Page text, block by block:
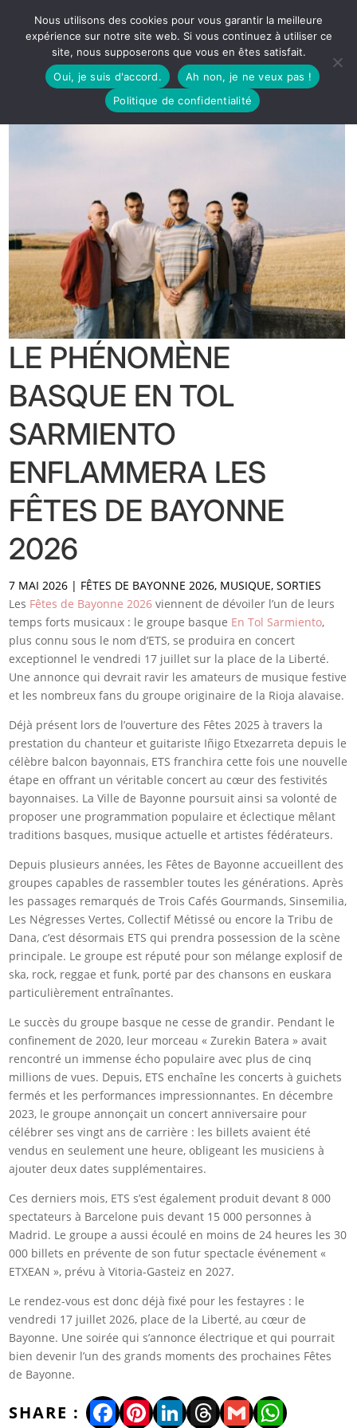
LE PHÉNOMÈNE
BASQUE EN TOL
SARMIENTO
ENFLAMMERA LES
FÊTES DE BAYONNE
2026
7 MAI 2026 | FÊTES DE BAYONNE 2026, MUSIQUE,SORTIES
Les Fêtes de Bayonne 2026 viennent de dévoiler l’un de leurs
temps forts musicaux : le groupe basque En Tol Sarmiento,
plus connu sous le nom d’ETS, se produira en concert
exceptionnel le vendredi 17 juillet sur la place de la Liberté.
Une annonce qui devrait ravir les amateurs de musique festive
et les nombreux fans du groupe originaire de la Rioja alavaise.
Déjà présent lors de l’ouverture des Fêtes 2025 à travers la
prestation du chanteur et guitariste Iñigo Etxezarreta depuis le
célèbre balcon bayonnais, ETS franchira cette fois une nouvelle
étape en offrant un véritable concert au cœur des festivités
bayonnaises. La Ville de Bayonne poursuit ainsi sa volonté de
proposer une programmation populaire et éclectique mêlant
traditions basques, musique actuelle et artistes fédérateurs.
Depuis plusieurs années, les Fêtes de Bayonne accueillent des
groupes capables de rassembler toutes les générations. Après
les passages remarqués de Trois Cafés Gourmands, Sinsemilia,
Les Négresses Vertes, Collectif Métissé ou encore la Tribu de
Dana, c’est désormais ETS qui prendra possession de la scène
principale. Le groupe est réputé pour son mélange explosif de
ska, rock, reggae et funk, porté par des chansons en euskara
particulièrement entraînantes.
Le succès du groupe basque ne cesse de grandir. Pendant le
confinement de 2020, leur morceau « Zurekin Batera » avait
rencontré un immense écho populaire avec plus de cinq
millions de vues. Depuis, ETS enchaîne les concerts à guichets
fermés et les performances impressionnantes. En décembre
2023, le groupe annonçait un concert anniversaire pour
célébrer ses vingt ans de carrière : les billets avaient été
vendus en seulement une heure, obligeant les musiciens à
ajouter deux dates supplémentaires.
Ces derniers mois, ETS s’est également produit devant 8 000
spectateurs à Barcelone puis devant 15 000 personnes à
Madrid. Le groupe a aussi écoulé en moins de 24 heures les 30
000 billets en prévente de son futur spectacle événement «
ETXEAN », prévu à Vitoria-Gasteiz en 2027.
Le rendez-vous est donc déjà fixé pour les festayres : le
vendredi 17 juillet 2026, place de la Liberté, au cœur de
Bayonne. Une soirée qui s’annonce électrique et qui pourrait
bien devenir l’un des grands moments des prochaines Fêtes
de Bayonne.
Facebook
Pinterest
LinkedIn
Threads
Gmail
Nous utilisons des cookies pour vous garantir la meilleure
expérience sur notre site web. Si vous continuez à utiliser ce
site, nous supposerons que vous en êtes satisfait.
Oui, je suis d'accord.
Ah non, je ne veux pas !
Politique de confidentialité